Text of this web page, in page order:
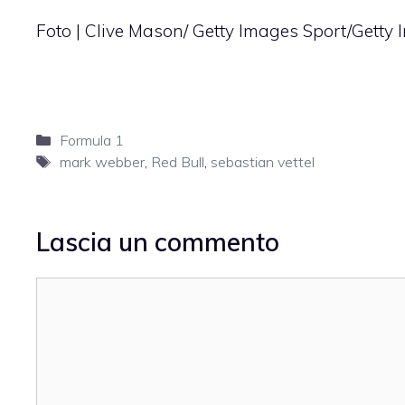
Foto | Clive Mason/ Getty Images Sport/Getty
Categorie
Formula 1
Tag
mark webber, Red Bull sebastian vettel
Lascia un commento